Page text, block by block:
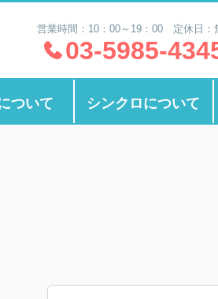
営業時間：10：00～19：00 定休日：
03-5985-
ついて シンクロについて